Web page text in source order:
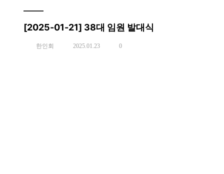
[2025-01-21] 38대 임원 발대식
한인회 2025.01.23 0